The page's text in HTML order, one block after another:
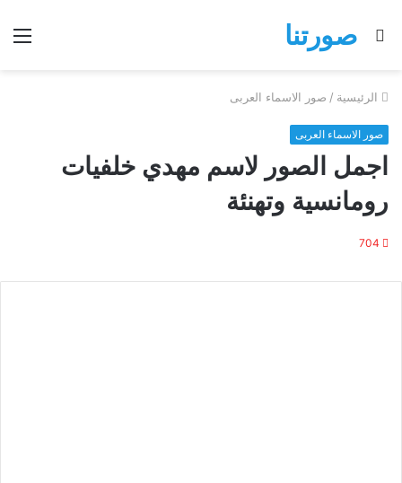
صورتنا
بحث
الرئيسية / صور الاسماء العربى
صور الاسماء العربى
اجمل الصور لاسم مهدي خلفيات
رومانسية وتهنئة
704